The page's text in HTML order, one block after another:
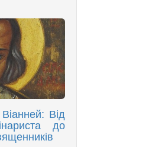
Від
до